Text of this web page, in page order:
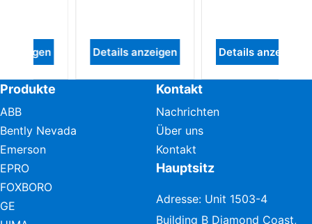
anzeigen Details anzeigen Details anzeigen
Produkte
ABB
Bently Nevada
Emerson
EPRO
FOXBORO
GE
Kontakt
Nachrichten
Über uns
Kontakt
Hauptsitz
Adresse: Unit 1503-4
Building B Diamond Coast,